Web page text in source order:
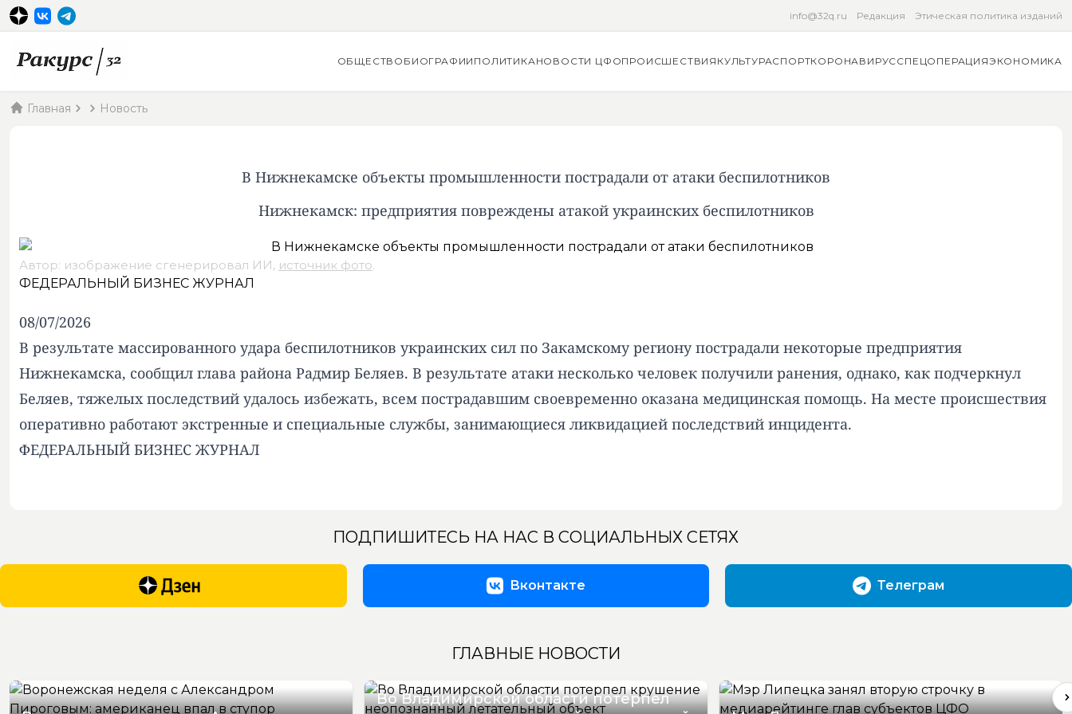
info@32q.ru Редакция Этическая политика изданий
ОБЩЕСТВО БИОГРАФИИ ПОЛИТИКАНОВОСТИ ЦФОПРОИСШЕСТВИЯ КУЛЬТУРАСПОРТКОРОНАВИРУССПЕЦОПЕРАЦИЯЭКОНОМИКА
Главная Новость
В Нижнекамске объекты промышленности пострадали от атаки беспилотников
Нижнекамск: предприятия повреждены атакой украинских беспилотников
Автор: изображение сгенерировал ИИ, источник фото.
ФЕДЕРАЛЬНЫЙ БИЗНЕС ЖУРНАЛ
08/07/2026
В результате массированного удара беспилотников украинских сил по Закамскому региону пострадали некоторые предприятия
Нижнекамска, сообщил глава района Радмир Беляев. В результате атаки несколько человек получили ранения, однако, как подчеркнул
Беляев, тяжелых последствий удалось избежать, всем пострадавшим своевременно оказана медицинская помощь. На месте происшествия
оперативно работают экстренные и специальные службы, занимающиеся ликвидацией последствий инцидента.
ФЕДЕРАЛЬНЫЙ БИЗНЕС ЖУРНАЛ
ПОДПИШИТЕСЬ НА НАС В СОЦИАЛЬНЫХ СЕТЯХ
Вконтакте Телеграм
ГЛАВНЫЕ НОВОСТИ
Во Владимирской области потерпел